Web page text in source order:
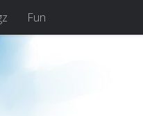
Fun